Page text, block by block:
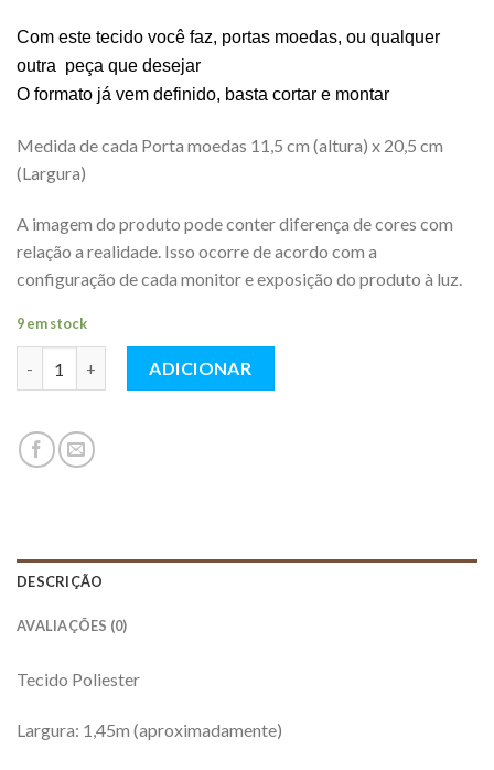
Com este tecido você faz, portas moedas, ou qualquer
outra peça que desejar
O formato já vem definido, basta cortar e montar
Medida de cada Porta moedas 11,5 cm (altura) x 20,5 cm
(Largura)
A imagem do produto pode conter diferença de cores com
relação a realidade. Isso ocorre de acordo com a
configuração de cada monitor e exposição do produto à luz.
9 em stock
ADICIONAR
DESCRIÇÃO
AVALIAÇÕES (0)
Tecido Poliester
Largura: 1,45m (aproximadamente)